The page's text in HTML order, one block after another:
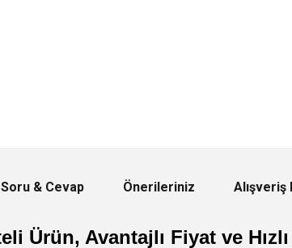
Soru & Cevap Önerileriniz Alışveriş
Ürün, Avantajlı Fiyat ve